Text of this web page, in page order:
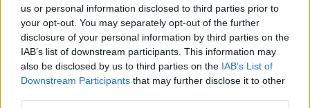
us or personal information disclosed to third parties prior to
your opt-out. You may separately opt-out of the further
disclosure of your personal information by third parties on the
IAB’s list of downstream participants. This information may
also be disclosed by us to third parties on the IAB’s List of
Downstream Participants that may further disclose it to other
On pourrait croire que la gentillesse attire naturellement
les autres. Pourtant, certaines personnes particulièrement
attentionnées, discrètes et toujours prêtes à aider se
retrouvent parfois seules ou entourées de relations
superficielles. Ce paradoxe intrigue de nombreux
psychologues : pourquoi des personnes profondément